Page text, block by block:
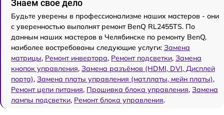
Знаем свое дело
Будьте уверены в профессионализме наших мастеров - они
с уверенностью выполнят ремонт BenQ RL2455TS. По
данным наших мастеров в Челябинске по ремонту BenQ,
наиболее востребованы следующие услуги: Замена
матрицы, Ремонт инвертора, Ремонт подсветки, Замена
кнопок управления, Замена разъёмов (HDMI, DVI, Дисплей
порта), Замена платы управления (мат.платы, мейн платы),
Ремонт цепи питания, Прошивка блока управления, Замена
лампы подсветки, Ремонт блока управления.